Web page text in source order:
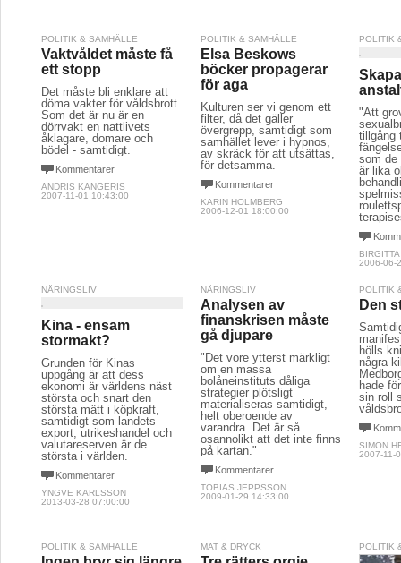
POLITIK & SAMHÄLLE
Vaktvåldet måste få
ett stopp
Det måste bli enklare att
döma vakter för våldsbrott.
Som det är nu är en
dörrvakt en nattlivets
åklagare, domare och
bödel - samtidigt.
Kommentarer
ANDRIS KANGERIS
2007-11-01 10:43:00
POLITIK & SAMHÄLLE
Elsa Beskows
böcker propagerar
för aga
Kulturen ser vi genom ett
filter, då det gäller
övergrepp, samtidigt som
samhället lever i hypnos,
av skräck för att utsättas,
för detsamma.
Kommentarer
KARIN HOLMBERG
2006-12-01 18:00:00
POLITIK
"Att
tillgång
som de
är lika
2006-06-
NÄRINGSLIV
Kina - ensam
stormakt?
Grunden för Kinas
uppgång är att dess
ekonomi är världens näst
största och snart den
största mätt i köpkraft,
samtidigt som landets
export, utrikeshandel och
valutareserven är de
största i världen.
Kommentarer
YNGVE KARLSSON
2013-03-28 07:00:00
NÄRINGSLIV
Analysen av
finanskrisen måste
gå djupare
"Det vore ytterst märkligt
om en massa
bolåneinstituts dåliga
strategier plötsligt
materialiseras samtidigt,
helt oberoende av
varandra. Det är så
osannolikt att det inte finns
på kartan."
Kommentarer
TOBIAS JEPPSSON
2009-01-29 14:33:00
POLITIK
Den
hölls
några
hade
sin roll
SIMON
2007-11-
POLITIK & SAMHÄLLE MAT & DRYCK POLITIK